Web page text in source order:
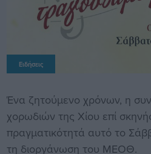
Ειδήσεις
Ένα ζητούμενο χρόνων, η
χορωδιών της Χίου επί
πραγματικότητά αυτό το
τη διοργάνωση του ΜΕΟΘ.